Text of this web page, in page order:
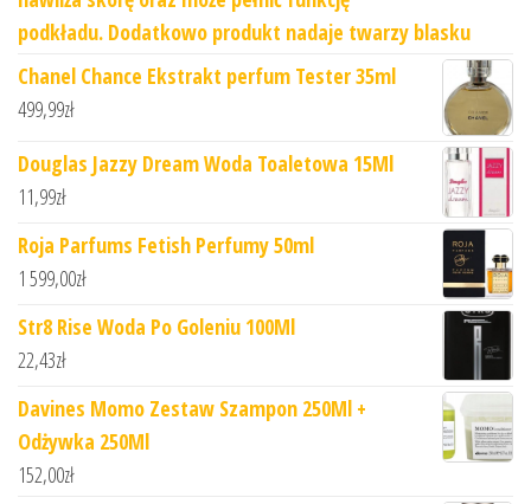
podkładu. Dodatkowo produkt nadaje twarzy blasku
Chanel Chance Ekstrakt perfum Tester 35ml
499,99zł
Douglas Jazzy Dream Woda Toaletowa 15Ml
11,99zł
Roja Parfums Fetish Perfumy 50ml
1 599,00zł
Str8 Rise Woda Po Goleniu 100Ml
22,43zł
Davines Momo Zestaw Szampon 250Ml +
Odżywka 250Ml
152,00zł